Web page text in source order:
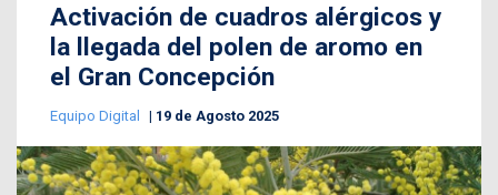
Activación de cuadros alérgicos y
la llegada del polen de aromo en
el Gran Concepción
Equipo Digital 19 de Agosto 2025